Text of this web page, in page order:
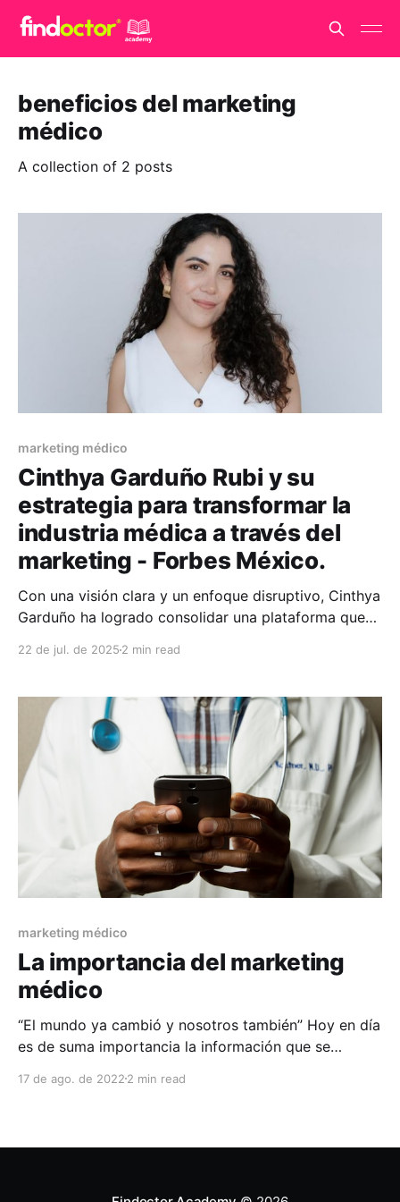
beneficios del marketing
médico
A collection of 2 posts
marketing médico
Cinthya Garduño Rubi y su
estrategia para transformar la
industria médica a través del
marketing - Forbes México.
Con una visión clara y un enfoque disruptivo, Cinthya
Garduño ha logrado consolidar una plataforma que
eficiente y segura, sino que también potencia el
especialistas
22 de jul. de 2025 2 min read
marketing médico
La importancia del marketing
médico
“El mundo ya cambió y nosotros también” Hoy en día
es de suma importancia la información que se
y el internet, ya que dentro de ellas podemos
17 de ago. de 2022 2 min read